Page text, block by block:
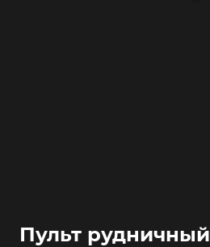
Пульт рудничный